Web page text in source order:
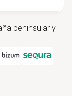
peninsular y